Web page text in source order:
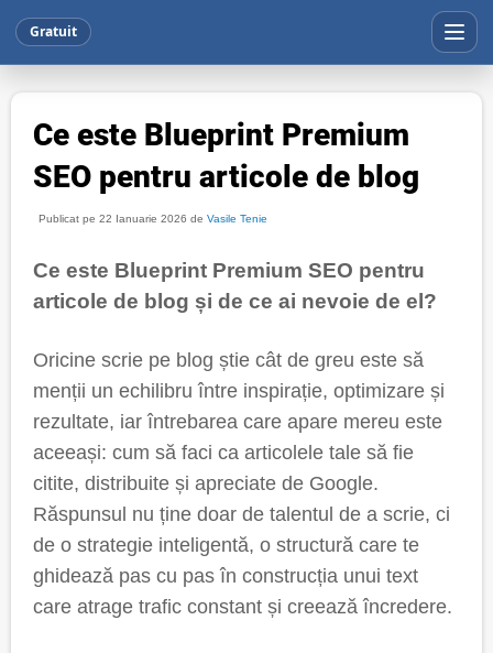
Gratuit
Ce este Blueprint Premium
SEO pentru articole de blog
Publicat pe 22 Ianuarie 2026 de Vasile Tenie
Ce este Blueprint Premium SEO pentru
articole de blog și de ce ai nevoie de el?
Oricine scrie pe blog știe cât de greu este să
menții un echilibru între inspirație, optimizare și
rezultate, iar întrebarea care apare mereu este
aceeași: cum să faci ca articolele tale să fie
citite, distribuite și apreciate de Google.
Răspunsul nu ține doar de talentul de a scrie, ci
de o strategie inteligentă, o structură care te
ghidează pas cu pas în construcția unui text
care atrage trafic constant și creează încredere.